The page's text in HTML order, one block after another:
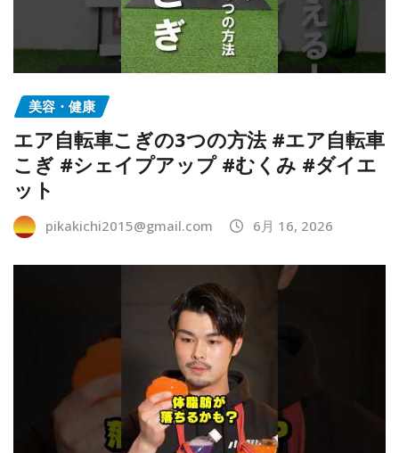
美容・健康
エア自転車こぎの3つの方法 #エア自転車
こぎ #シェイプアップ #むくみ #ダイエ
ット
pikakichi2015@gmail.com 6月 16, 2026